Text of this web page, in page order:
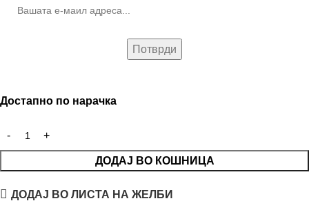
Достапно по нарачка
ДОДАЈ ВО КОШНИЦА
ДОДАЈ ВО ЛИСТА НА ЖЕЛБИ